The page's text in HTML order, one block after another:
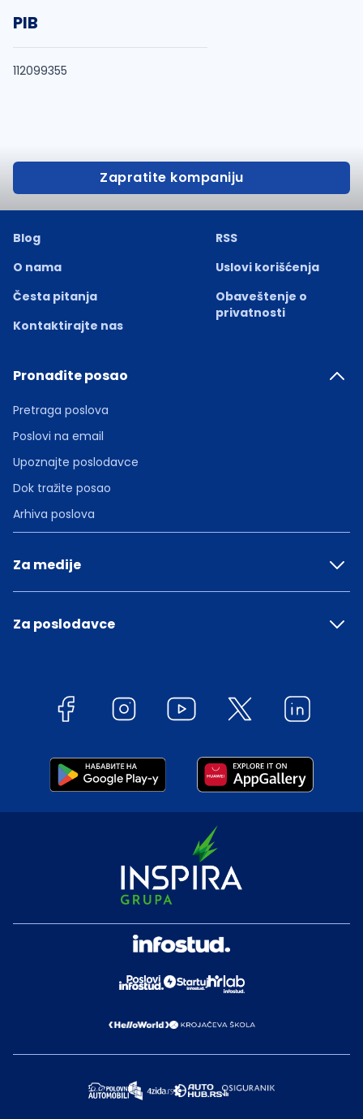
PIB
112099355
Zapratite kompaniju
Blog
O nama
Česta pitanja
Kontaktirajte nas
RSS
Uslovi korišćenja
Obaveštenje o
privatnosti
Pronađite posao
Pretraga poslova
Poslovi na email
Upoznajte poslodavce
Dok tražite posao
Arhiva poslova
Za medije
Za poslodavce